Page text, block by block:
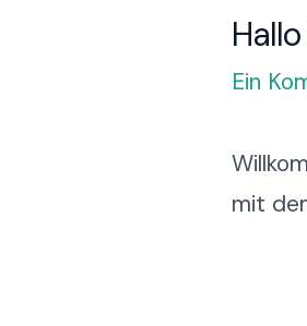
Ein
mit